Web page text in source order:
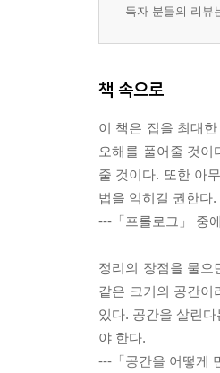
독자 분들의 리뷰
책 속으로
이 책은 집을 최대
오해를 풀어줄 것
줄 것이다. 또한 아
법을 익히길 권한다.
---「프롤로그」 중
정리의 장점을 물으
같은 크기의 공간이
있다. 공간을 살린
야 한다.
---「공간을 어떻게